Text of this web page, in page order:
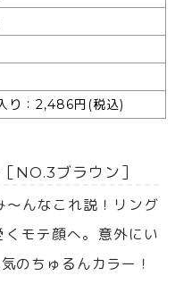
り：2,486円(税込)
NO.3ブラウン］
～んなこれ説！リング
モテ顔へ。意外にい
のちゅるんカラー！